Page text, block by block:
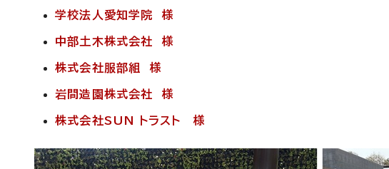
学校法人愛知学院 様
中部土木株式会社 様
株式会社服部組 様
岩間造園株式会社 様
株式会社SUN トラスト 様